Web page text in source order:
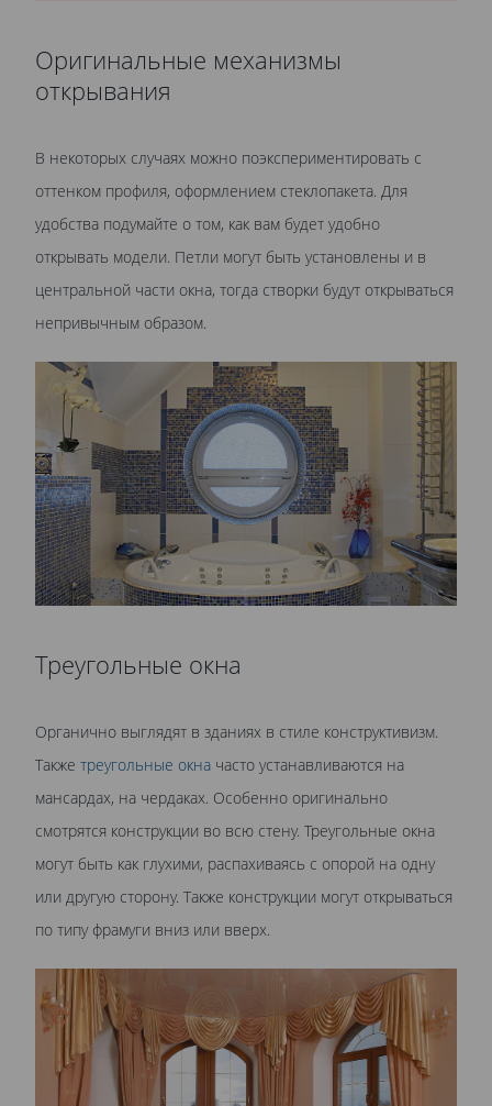
Оригинальные механизмы
открывания
В некоторых случаях можно поэкспериментировать с
оттенком профиля, оформлением стеклопакета. Для
удобства подумайте о том, как вам будет удобно
открывать модели. Петли могут быть установлены и в
центральной части окна, тогда створки будут открываться
непривычным образом.
Треугольные окна
Органично выглядят в зданиях в стиле конструктивизм.
Также треугольные окна часто устанавливаются на
мансардах, на чердаках. Особенно оригинально
смотрятся конструкции во всю стену. Треугольные окна
могут быть как глухими, распахиваясь с опорой на одну
или другую сторону. Также конструкции могут открываться
по типу фрамуги вниз или вверх.